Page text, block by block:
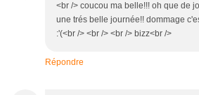
<br /> coucou ma belle!!! oh que de
une trés belle journée!! dommage
:'(<br /> <br /> <br /> bizz<br />
Répondre